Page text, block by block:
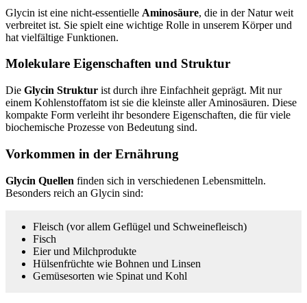
Glycin ist eine nicht-essentielle Aminosäure, die in der Natur weit
verbreitet ist. Sie spielt eine wichtige Rolle in unserem Körper und
hat vielfältige Funktionen.
Molekulare Eigenschaften und Struktur
Die Glycin Struktur ist durch ihre Einfachheit geprägt. Mit nur
einem Kohlenstoffatom ist sie die kleinste aller Aminosäuren. Diese
kompakte Form verleiht ihr besondere Eigenschaften, die für viele
biochemische Prozesse von Bedeutung sind.
Vorkommen in der Ernährung
Glycin Quellen finden sich in verschiedenen Lebensmitteln.
Besonders reich an Glycin sind:
Fleisch (vor allem Geflügel und Schweinefleisch)
Fisch
Eier und Milchprodukte
Hülsenfrüchte wie Bohnen und Linsen
Gemüsesorten wie Spinat und Kohl